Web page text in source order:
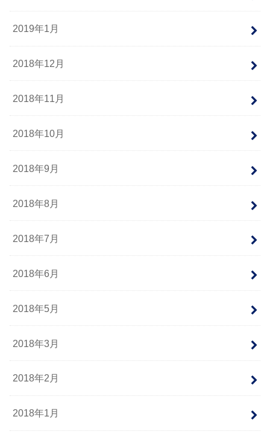
2019年1月
2018年12月
2018年11月
2018年10月
2018年9月
2018年8月
2018年7月
2018年6月
2018年5月
2018年3月
2018年2月
2018年1月